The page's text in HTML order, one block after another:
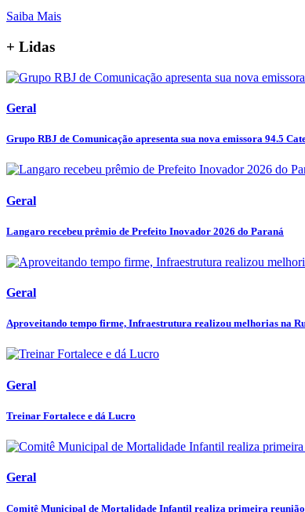
Saiba Mais
+ Lidas
Geral
Grupo RBJ de Comunicação apresenta sua nova emissora 94.5
Geral
Langaro recebeu prêmio de Prefeito Inovador 2026 do Paraná
Geral
Aproveitando tempo firme, Infraestrutura realizou melhorias na
Geral
Treinar Fortalece e dá Lucro
Geral
Comitê Municipal de Mortalidade Infantil realiza primeira reunião